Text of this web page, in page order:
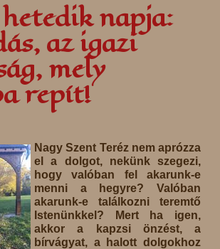
napja:
az igazi
mely
repít!
Nagy Szent Teréz nem aprózza
el a dolgot, nekünk szegezi,
hogy valóban fel akarunk-e
menni a hegyre? Valóban
akarunk-e találkozni teremtő
Istenünkkel? Mert ha igen,
akkor a kapzsi önzést, a
bírvágyat, a halott dolgokhoz